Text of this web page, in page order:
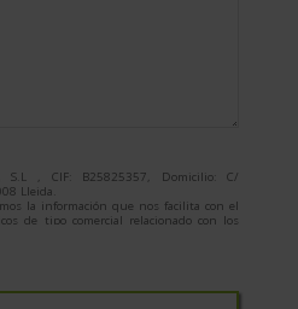
S.L , CIF: B25825357, Domicilio: C/
Lleida.
la información que nos facilita con el
de tipo comercial relacionado con los
productos que fueran de su interés.
del interesado.
Política de Privacidad.